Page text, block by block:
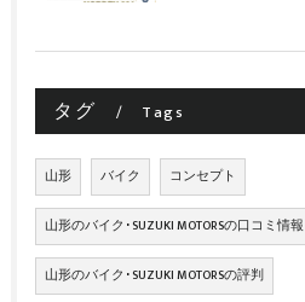
タグ Tags
山形 バイク コンセプト
山形のバイク･SUZUKI MOTORSの口コミ情報
山形のバイク･SUZUKI MOTORSの評判